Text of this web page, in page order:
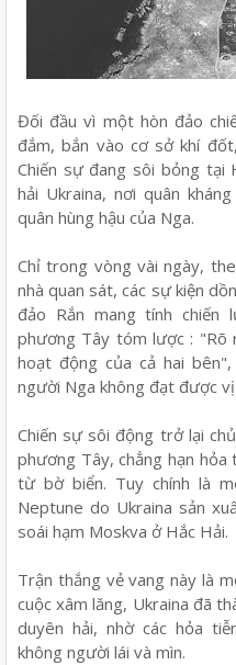
Đối đầu vì một hòn đảo
đắm, bắn vào cơ sở khí
Chiến sự đang sôi bỏng tại
hải Ukraina, nơi quân
quân hùng hậu của Nga.
Chỉ trong vòng vài ngày,
nhà quan sát, các sự kiện
đảo Rắn mang tính chiến
phương Tây tóm lược : "Rõ
hoạt động của cả hai
người Nga không đạt được
Chiến sự sôi động trở lại
phương Tây, chẳng hạn
từ bờ biển. Tuy chính là
Neptune do Ukraina sản
soái hạm Moskva ở Hắc Hải.
Trận thắng vẻ vang này là
cuộc xâm lăng, Ukraina đã
duyên hải, nhờ các hỏa
không người lái và mìn.